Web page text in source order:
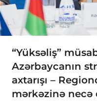
“Yüksəliş”
Azərbaycanın
axtarışı –
mərkəzinə necə